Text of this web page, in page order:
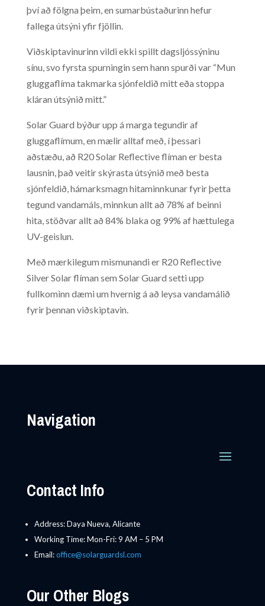
því að fölgna þeim, en sumarbústaðurinn hefur
fallega útsýni yfir fjöllin.
Viðskiptavinurinn vildi ekki spillt dagsljóssýninu
sínu, svo fyrsta spurningin sem hann spurði var “Mun
gluggaflíma takmarka sjónfeldið mitt eða stoppa
kláran útsýnið mitt.”
Solar Guard býður upp á marga tegundir af
gluggaflímum, en mælir alltaf með, í þessari
aðstæðu, að R20 Solar Reflective flíman er besta
lausnin, það veitir skýrasta útsýnið með besta
sjónfeldið, hámarksmagn hitaminnkunar fyrir þetta
tegund vandamáls, minnkun allt að 78% af beinni
hita, stöðvar allt að 84% blaka og 99% af hættulega
UV-geislun.
Með mærkilegum mismunandi er R20 Reflective
Silver Solar flíman sem Solar Guard setti upp
fullkominn dæmi um hvernig á að leysa vandamálið
fyrir þennan viðskiptavin.
Navigation
Contact Info
Address: Daya Nueva, Alicante
Working Time: Mon-Fri: 9 AM – 5 PM
Email:office@solarguardsl.com
Our Other Blogs